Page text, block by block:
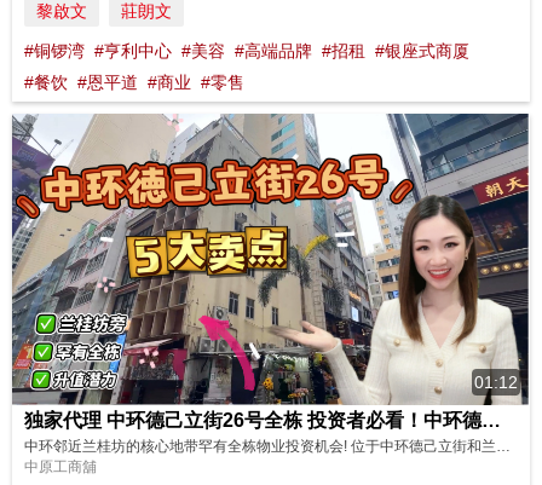
黎啟文 莊朗文
#铜锣湾 #亨利中心 #美容 #高端品牌 #招租
#银座式商厦
#餐饮 #恩平道 #商业 #零售
01:12
独家代理 中环德己立街26号全栋 投资者必看！中环德己立街26号全栋物业五大卖点
中环邻近兰桂坊的核心地带罕有全栋物业投资机会! 位于中环德己立街和兰桂坊交界的德己立街26号，楼高6层，是稀有999年批约物业，具备无与伦比的地理优势与投资潜力。立即了解这个罕有的商业机会，把握未来增值的可能性！立刻看它的5大卖点。 更多物业资料 https://bit.ly/oir121TXF 物业编号 : 121TXF 广告日期 : 28/1/2025 物业成交持续更新，销售状态以中原(工...
中原工商舖